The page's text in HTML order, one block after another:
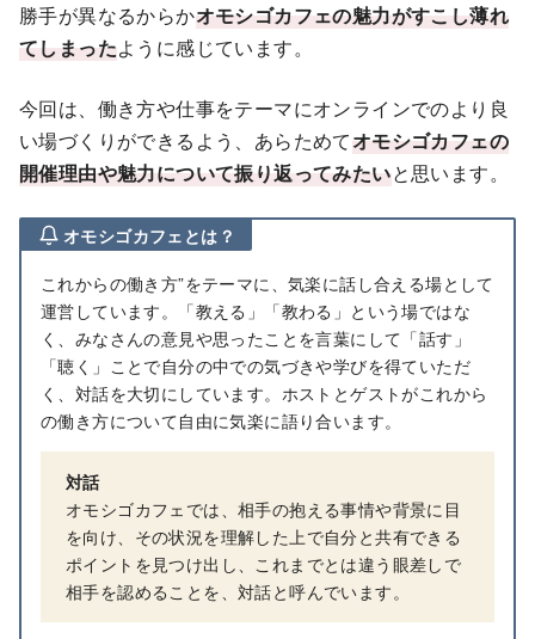
勝手が異なるからかオモシゴカフェの魅力がすこし薄れ
てしまったように感じています。
今回は、働き方や仕事をテーマにオンラインでのより良
い場づくりができるよう、あらためてオモシゴカフェの
開催理由や魅力について振り返ってみたいと思います。
オモシゴカフェとは？
これからの働き方”をテーマに、気楽に話し合える場として
運営しています。「教える」「教わる」という場ではな
く、みなさんの意見や思ったことを言葉にして「話す」
「聴く」ことで自分の中での気づきや学びを得ていただ
く、対話を大切にしています。ホストとゲストがこれから
の働き方について自由に気楽に語り合います。
対話
オモシゴカフェでは、相手の抱える事情や背景に目
を向け、その状況を理解した上で自分と共有できる
ポイントを見つけ出し、これまでとは違う眼差しで
相手を認めることを、対話と呼んでいます。